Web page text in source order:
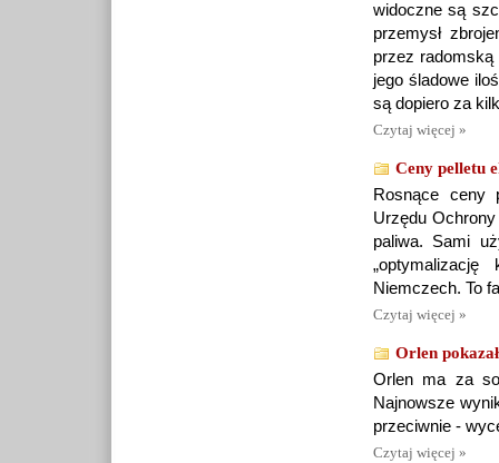
widoczne są
przemysł
przez
jego śladowe
są dopiero za
Czytaj więcej »
Ceny pelletu
Rosnące ceny
Urzędu
paliwa. Sami
Niemczech. To
Czytaj więcej »
Orlen
Orlen ma za
Najnowsze
przeciwnie -
Czytaj więcej »